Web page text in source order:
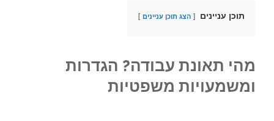
תוכן עניינים הצג תוכן עניינים
מהי תאונת עבודה? הגדרות
ומשמעויות משפטיות